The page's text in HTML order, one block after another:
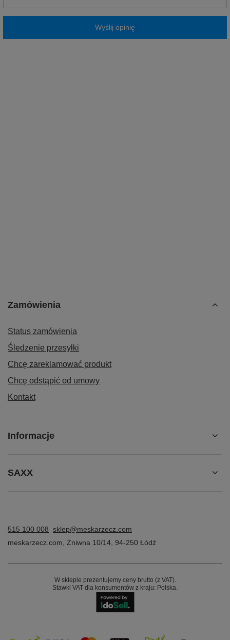
Wyślij opinię
Zamówienia
Status zamówienia
Śledzenie przesyłki
Chcę zareklamować produkt
Chcę odstąpić od umowy
Kontakt
Informacje
SAXX
515 100 008 sklep@meskarzecz.com
meskarzecz.com
Żniwna 10/14 94-250 Łódź
W sklepie prezentujemy ceny brutto (z VAT).
Stawki VAT dla konsumentów z kraju: Polska.